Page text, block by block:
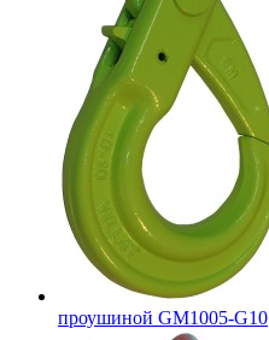
проушиной GM1005-G10